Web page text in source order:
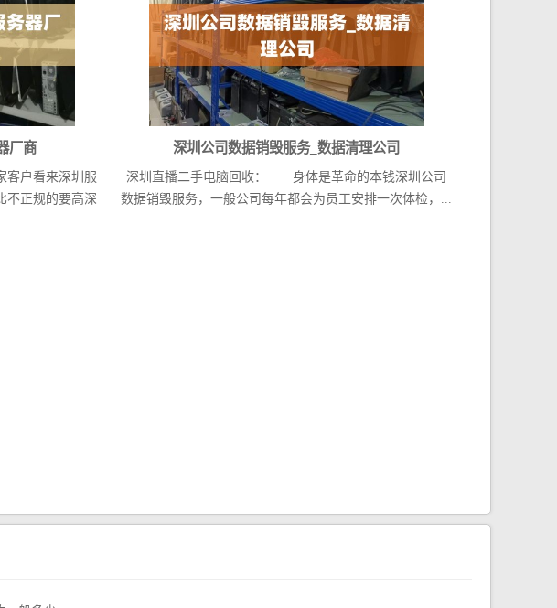
厂商
户看来深圳服
不正规的要高深
深圳公司数据销毁服务_数据清理公司
深圳直播二手电脑回收： 身体是革命的本钱深圳公司
数据销毁服务，一般公司每年都会为员工安排一次体检，...